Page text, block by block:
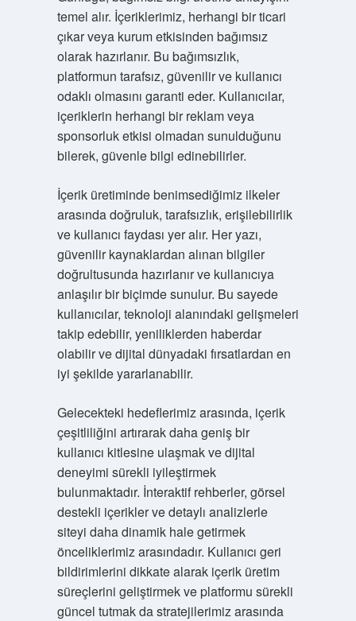
temel alır. İçeriklerimiz, herhangi bir ticari
çıkar veya kurum etkisinden bağımsız
olarak hazırlanır. Bu bağımsızlık,
platformun tarafsız, güvenilir ve kullanıcı
odaklı olmasını garanti eder. Kullanıcılar,
içeriklerin herhangi bir reklam veya
sponsorluk etkisi olmadan sunulduğunu
bilerek, güvenle bilgi edinebilirler.
İçerik üretiminde benimsediğimiz ilkeler
arasında doğruluk, tarafsızlık, erişilebilirlik
ve kullanıcı faydası yer alır. Her yazı,
güvenilir kaynaklardan alınan bilgiler
doğrultusunda hazırlanır ve kullanıcıya
anlaşılır bir biçimde sunulur. Bu sayede
kullanıcılar, teknoloji alanındaki gelişmeleri
takip edebilir, yeniliklerden haberdar
olabilir ve dijital dünyadaki fırsatlardan en
iyi şekilde yararlanabilir.
Gelecekteki hedeflerimiz arasında, içerik
çeşitliliğini artırarak daha geniş bir
kullanıcı kitlesine ulaşmak ve dijital
deneyimi sürekli iyileştirmek
bulunmaktadır. İnteraktif rehberler, görsel
destekli içerikler ve detaylı analizlerle
siteyi daha dinamik hale getirmek
önceliklerimiz arasındadır. Kullanıcı geri
bildirimlerini dikkate alarak içerik üretim
süreçlerini geliştirmek ve platformu sürekli
güncel tutmak da stratejilerimiz arasında